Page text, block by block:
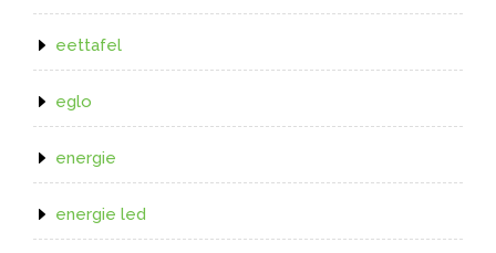
eettafel
eglo
energie
energie led